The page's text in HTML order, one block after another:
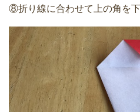
⑧折り線に合わせて上の角を下